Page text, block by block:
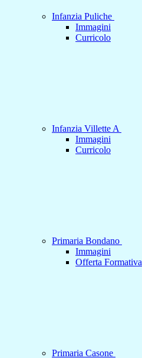
Infanzia Puliche
Immagini
Curricolo
Infanzia Villette A
Immagini
Curricolo
Primaria Bondano
Immagini
Offerta Formativa
Primaria Casone